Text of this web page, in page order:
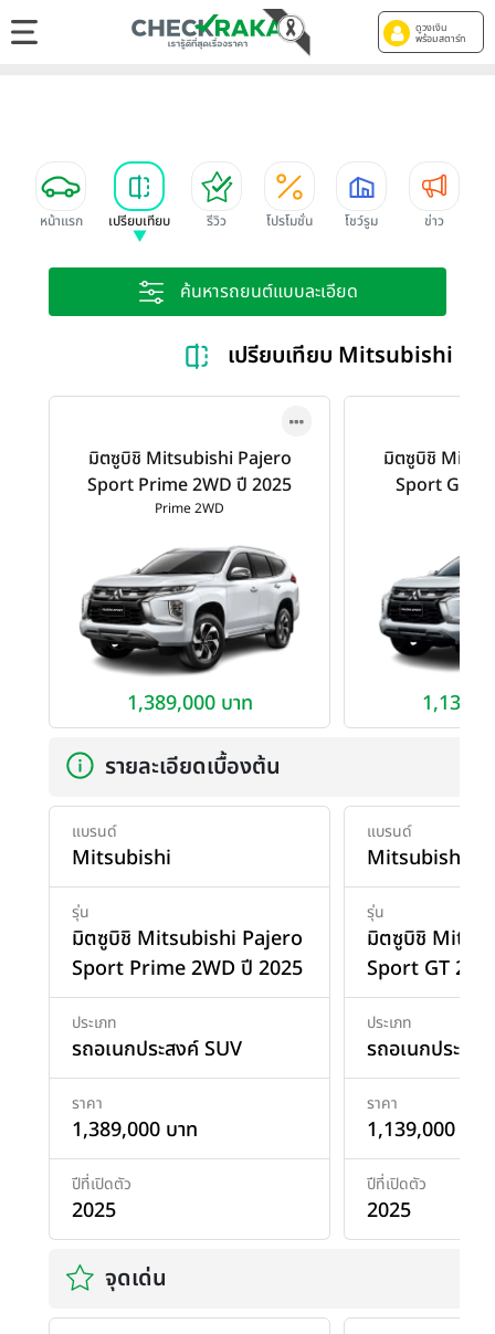
ดูวงเงิน
พร้อมสตาร์ท
หน้าแรก เปรียบเทียบ รีวิว โปรโมชั่น โชว์รูม ข่าว
ค้นหารถยนต์แบบละเอียด
เปรียบเทียบ Mitsubishi
มิตซูบิชิ Mitsubishi Pajero
Sport Prime 2WD ปี 2025
Prime 2WD
1,389,000 บาท
มิตซูบิชิ
Sport GT
รายละเอียดเบื้องต้น
แบรนด์
Mitsubishi
รุ่น
มิตซูบิชิ Mitsubishi Pajero
Sport Prime 2WD ปี 2025
ประเภท
รถอเนกประสงค์ SUV
ราคา
1,389,000 บาท
ปีที่เปิดตัว
2025
แบรนด์
Mitsubishi
รุ่น
มิตซูบิชิ
Sport GT
ประเภท
รถอเนกประสง
ราคา
1,139,000 บาท
ปีที่เปิดตัว
2025
จุดเด่น